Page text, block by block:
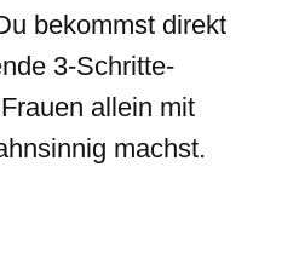
bekommst direkt
3-Schritte-
allein mit
machst.